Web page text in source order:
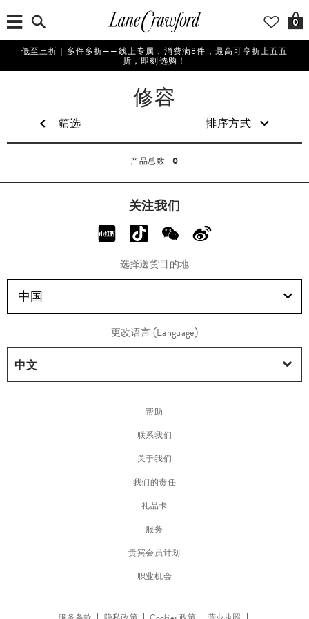
0
低至三折｜多件多折——线上专属，消费满8件，最高可享折上五五
折，即刻选购！
妆
修容
筛选 排序方式
产品总数:0
关注我们
选择送货目的地
中国
更改语言 (Language)
帮助
联系我们
关于我们
我们的责任
礼品卡
服务
贵宾会员计划
职业机会